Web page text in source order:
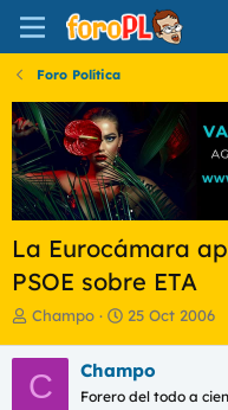
Foro Política
La Eurocámara
PSOE sobre ETA
I
i
c
i
Champo
F
h
a
25 Oct 2006
C Champo
Forero del todo a cien